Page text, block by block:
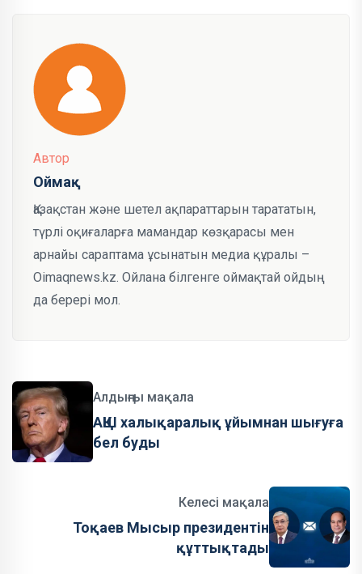
Автор
Оймақ
Қазақстан және шетел ақпараттарын тарататын,
түрлі оқиғаларға мамандар көзқарасы мен
арнайы сараптама ұсынатын медиа құралы –
Oimaqnews.kz. Ойлана білгенге оймақтай ойдың
да берері мол.
Алдыңғы мақала
АҚШ халықаралық ұйымнан шығуға
бел буды
Келесі мақала
Тоқаев Мысыр президентін
құттықтады